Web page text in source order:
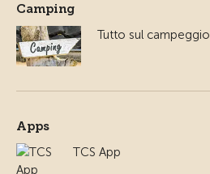
Camping
Tutto sul campeggio
Apps
TCS App